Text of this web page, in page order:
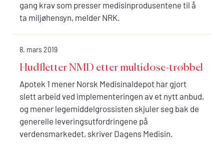
gang krav som presser medisinprodusentene til å
ta miljøhensyn, melder NRK.
8. mars 2019
Hudfletter NMD etter multidose-trøbbel
Apotek 1 mener Norsk Medisinaldepot har gjort
slett arbeid ved implementeringen av et nytt anbud,
og mener legemiddelgrossisten skjuler seg bak de
generelle leveringsutfordringene på
verdensmarkedet, skriver Dagens Medisin.